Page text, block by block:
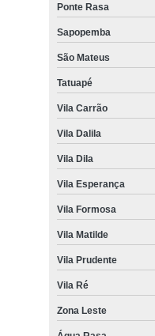
Ponte Rasa
Sapopemba
São Mateus
Tatuapé
Vila Carrão
Vila Dalila
Vila Dila
Vila Esperança
Vila Formosa
Vila Matilde
Vila Prudente
Vila Ré
Zona Leste